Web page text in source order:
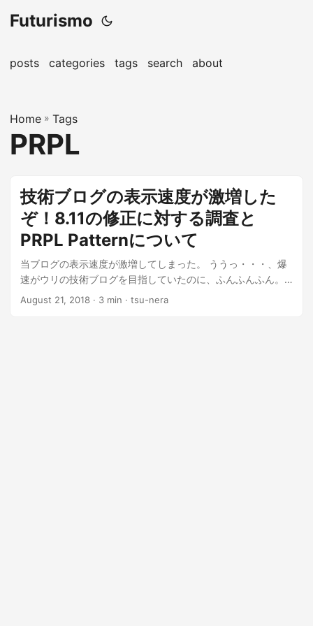
Futurismo
posts categories tags search about
Home » Tags
PRPL
技術ブログの表示速度が激増した
ぞ！8.11の修正に対する調査と
PRPL Patternについて
当ブログの表示速度が激増してしまった。 ううっ・・・、爆
速がウリの技術ブログを目指していたのに、ふんふんふん。
なんとか改善しようと、この数日間...
August 21, 2018 · 3 min · tsu-nera